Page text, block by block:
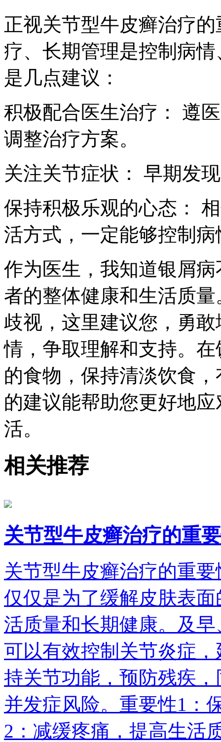
正视关节型牛皮癣治疗
疗、长期管理是控制病
是几点建议：
积极配合医生治疗： 遵
调整治疗方案。
关注关节症状： 早期发
保持积极乐观的心态：
活方式，一定能够控制
作为医生，我知道银屑
者的整体健康和生活质
歧视，这里建议您，勇
情，争取理解和支持。
的食物，保持清淡饮食
的建议能帮助您更好地
活。
相关推荐
关节型牛皮癣治疗的重
关节型牛皮癣治疗的重
仅仅是为了缓解皮肤表
活质量和长期健康。及
可以有效控制关节炎症
持关节功能，预防残疾
并发症风险。重要性1：
2：减缓疼痛，提高生活